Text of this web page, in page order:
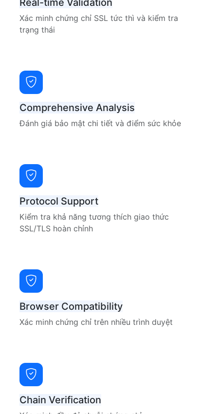
Real-time Validation
Xác minh chứng chỉ SSL tức thì và kiểm tra
trạng thái
Comprehensive Analysis
Đánh giá bảo mật chi tiết và điểm sức khỏe
Protocol Support
Kiểm tra khả năng tương thích giao thức
SSL/TLS hoàn chỉnh
Browser Compatibility
Xác minh chứng chỉ trên nhiều trình duyệt
Chain Verification